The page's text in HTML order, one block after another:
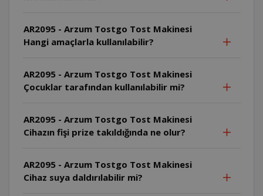
AR2095 - Arzum Tostgo Tost Makinesi
Hangi amaçlarla kullanılabilir?
AR2095 - Arzum Tostgo Tost Makinesi
Çocuklar tarafından kullanılabilir mi?
AR2095 - Arzum Tostgo Tost Makinesi
Cihazın fişi prize takıldığında ne olur?
AR2095 - Arzum Tostgo Tost Makinesi
Cihaz suya daldırılabilir mi?